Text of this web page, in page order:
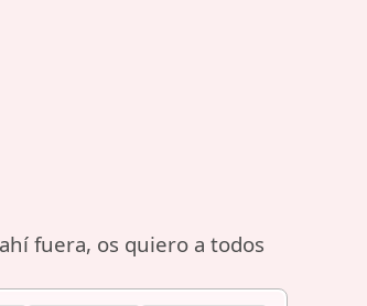
fuera, os quiero a todos